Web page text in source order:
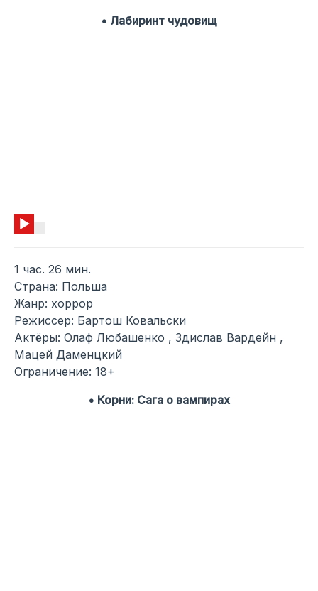
• Лабиринт чудовищ
1 час. 26 мин.
Страна: Польша
Жанр: хоррор
Режиссер: Бартош Ковальски
Актёры: Олаф Любашенко , Здислав Вардейн ,
Мацей Даменцкий
Ограничение: 18+
• Корни: Сага о вампирах